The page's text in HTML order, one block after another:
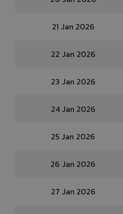
21 Jan 2026
22 Jan 2026
23 Jan 2026
24 Jan 2026
25 Jan 2026
26 Jan 2026
27 Jan 2026